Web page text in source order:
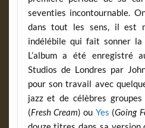
seventies incontournable.
dans tout les sens, il est
indélébile qui fait sonner la
L’album a été enregistré
Studios de Londres par
pour son travail avec
jazz et de célèbres
(Fresh Cream) ou Yes (Going